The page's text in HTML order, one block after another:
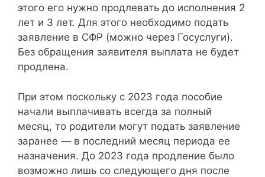
этого его нужно продлевать до исполнения 2
лет и 3 лет. Для этого необходимо подать
заявление в СФР (можно через Госуслуги).
Без обращения заявителя выплата не будет
продлена.
При этом поскольку с 2023 года пособие
начали выплачивать всегда за полный
месяц, то родители могут подать заявление
заранее — в последний месяц периода ее
назначения. До 2023 года продление было
возможно лишь со следующего дня после